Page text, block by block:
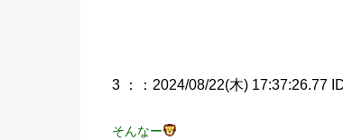
3 ： ：2024/08/22(木) 17:37:26.77
そんなー